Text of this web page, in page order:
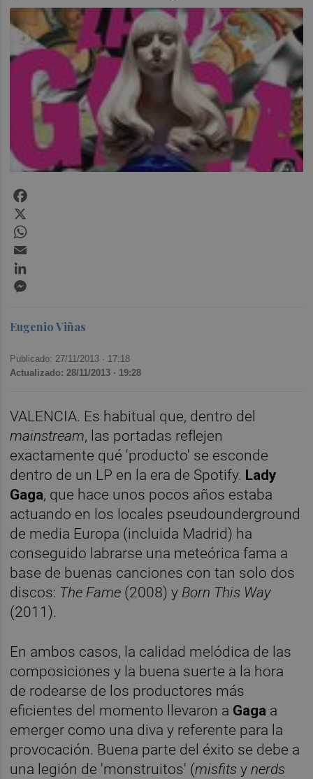
Eugenio Viñas
Publicado: 27/11/2013 · 17:18
Actualizado: 28/11/2013 · 19:28
VALENCIA. Es habitual que, dentro del
mainstream, las portadas reflejen
exactamente qué 'producto' se esconde
dentro de un LP en la era de Spotify. Lady
Gaga, que hace unos pocos años estaba
actuando en los locales pseudounderground
de media Europa (incluida Madrid) ha
conseguido labrarse una meteórica fama a
base de buenas canciones con tan solo dos
discos: The Fame (2008) y Born This Way
(2011).
En ambos casos, la calidad melódica de las
composiciones y la buena suerte a la hora
de rodearse de los productores más
eficientes del momento llevaron a Gaga a
emerger como una diva y referente para la
provocación. Buena parte del éxito se debe a
una legión de 'monstruitos' (misfits ynerds